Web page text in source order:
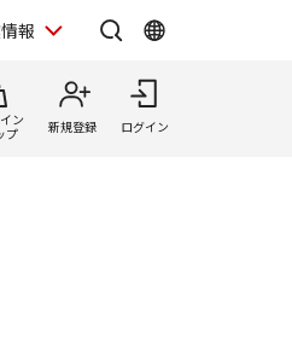
報
ン
プ
新規登録 ログイン